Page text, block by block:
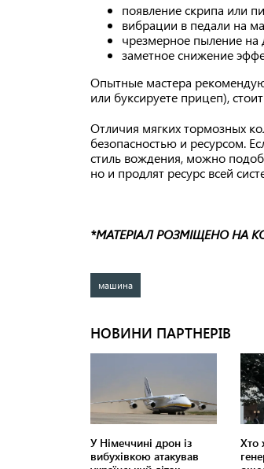
появление скрипа или
вибрации в педали на
чрезмерное пыление на
заметное снижение
Опытные мастера
или буксируете прицеп),
Отличия мягких тормозных
безопасностью и ресурсом.
стиль вождения, можно
но и продлят ресурс всей
*МАТЕРІАЛ РОЗМІЩЕНО НА
машина